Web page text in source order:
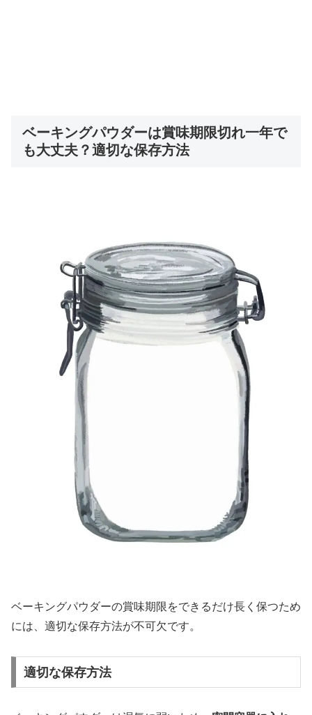
ベーキングパウダーは賞味期限切れ一年で
も大丈夫？適切な保存方法
ベーキングパウダーの賞味期限をできるだけ長く保つため
には、適切な保存方法が不可欠です。
適切な保存方法